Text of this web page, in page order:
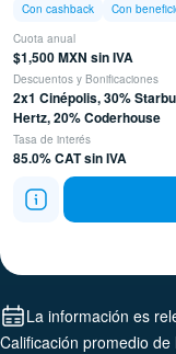
Con cashback
Con
Cuota anual
$1,500 MXN sin IVA
Descuentos y Bonificaciones
2x1 Cinépolis, 30%
Hertz, 20% Coderhouse
Tasa de interés
85.0% CAT sin IVA
La información es
Calificación promedio